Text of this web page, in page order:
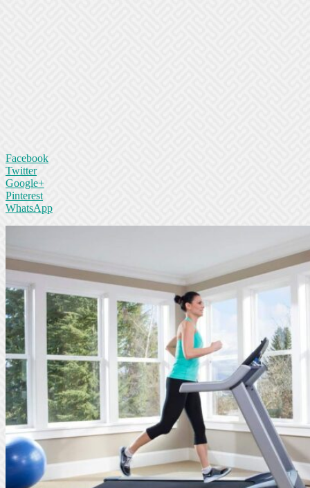
Facebook
Twitter
Google+
Pinterest
WhatsApp